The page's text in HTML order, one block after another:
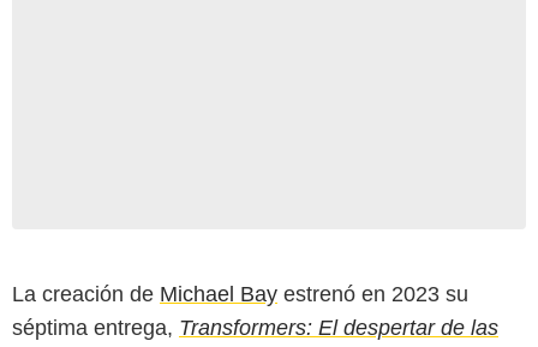
La creación de Michael Bay estrenó en 2023 su
séptima entrega, Transformers: El despertar de las